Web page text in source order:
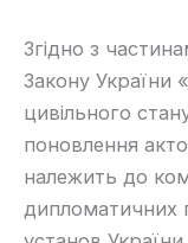
​Згідно з
Закону України
цивільного
поновлення
належить до
дипломатичних